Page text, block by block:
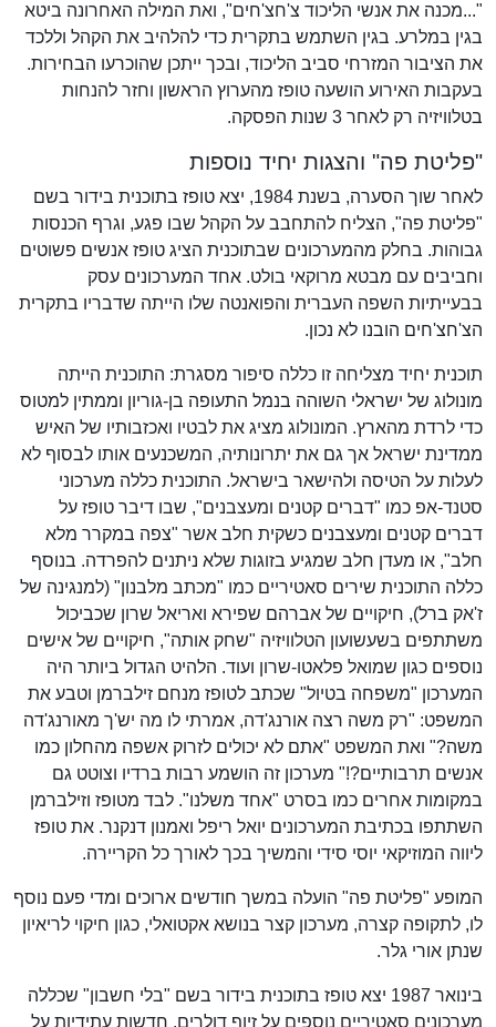
"...מכנה את אנשי הליכוד צ'חצ'חים", ואת המילה האחרונה ביטא
בגין במלרע. בגין השתמש בתקרית כדי להלהיב את הקהל וללכד
את הציבור המזרחי סביב הליכוד, ובכך ייתכן שהוכרעו הבחירות.
בעקבות האירוע הושעה טופז מהערוץ הראשון וחזר להנחות
בטלוויזיה רק לאחר 3 שנות הפסקה.
"פליטת פה" והצגות יחיד נוספות
לאחר שוך הסערה, בשנת 1984, יצא טופז בתוכנית בידור בשם
"פליטת פה", הצליח להתחבב על הקהל שבו פגע, וגרף הכנסות
גבוהות. בחלק מהמערכונים שבתוכנית הציג טופז אנשים פשוטים
וחביבים עם מבטא מרוקאי בולט. אחד המערכונים עסק
בבעייתיות השפה העברית והפואנטה שלו הייתה שדבריו בתקרית
הצ'חצ'חים הובנו לא נכון.
תוכנית יחיד מצליחה זו כללה סיפור מסגרת: התוכנית הייתה
מונולוג של ישראלי השוהה בנמל התעופה בן-גוריון וממתין למטוס
כדי לרדת מהארץ. המונולוג מציג את לבטיו ואכזבותיו של האיש
ממדינת ישראל אך גם את יתרונותיה, המשכנעים אותו לבסוף לא
לעלות על הטיסה ולהישאר בישראל. התוכנית כללה מערכוני
סטנד-אפ כמו "דברים קטנים ומעצבנים", שבו דיבר טופז על
דברים קטנים ומעצבנים כשקית חלב אשר "צפה במקרר מלא
חלב", או מעדן חלב שמגיע בזוגות שלא ניתנים להפרדה. בנוסף
כללה התוכנית שירים סאטיריים כמו "מכתב מלבנון" (למנגינה של
ז'אק ברל), חיקויים של אברהם שפירא ואריאל שרון שכביכול
משתתפים בשעשועון הטלוויזיה "שחק אותה", חיקויים של אישים
נוספים כגון שמואל פלאטו-שרון ועוד. הלהיט הגדול ביותר היה
המערכון "משפחה בטיול" שכתב לטופז מנחם זילברמן וטבע את
המשפט: "רק משה רצה אורנג'דה, אמרתי לו מה יש'ך מאורנג'דה
משה?" ואת המשפט "אתם לא יכולים לזרוק אשפה מהחלון כמו
אנשים תרבותיים?!" מערכון זה הושמע רבות ברדיו וצוטט גם
במקומות אחרים כמו בסרט "אחד משלנו". לבד מטופז וזילברמן
השתתפו בכתיבת המערכונים יואל ריפל ואמנון דנקנר. את טופז
ליווה המוזיקאי יוסי סידי והמשיך בכך לאורך כל הקריירה.
המופע "פליטת פה" הועלה במשך חודשים ארוכים ומדי פעם נוסף
לו, לתקופה קצרה, מערכון קצר בנושא אקטואלי, כגון חיקוי לריאיון
שנתן אורי גלר.
בינואר 1987 יצא טופז בתוכנית בידור בשם "בלי חשבון" שכללה
מערכונים סאטיריים נוספים על זיוף דולרים, חדשות עתידיות על